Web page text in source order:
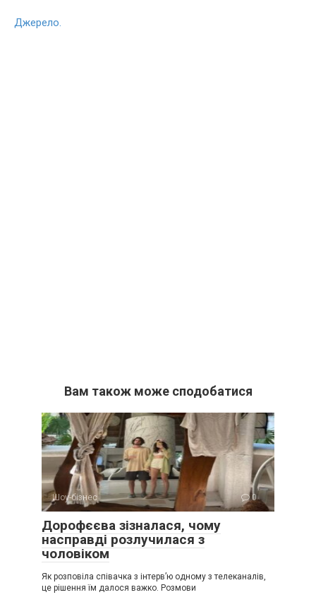
Джерело.
Вам також може сподобатися
Шоу-бізнес 0
Дорофєєва зізналася, чому
насправді розлучилася з
чоловіком
Як розповіла співачка з інтерв’ю одному з телеканалів,
це рішення їм далося важко. Розмови